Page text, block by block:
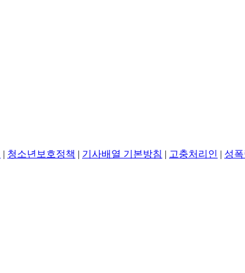
| 청소년보호정책 | 기사배열 기본방침 | 고충처리인 | 성